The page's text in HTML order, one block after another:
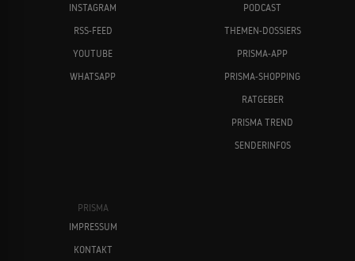
INSTAGRAM
RSS-FEED
YOUTUBE
WHATSAPP
PODCAST
THEMEN-DOSSIERS
PRISMA-APP
PRISMA-SHOPPING
RATGEBER
PRISMA TREND
SENDERINFOS
PRISMA
IMPRESSUM
KONTAKT